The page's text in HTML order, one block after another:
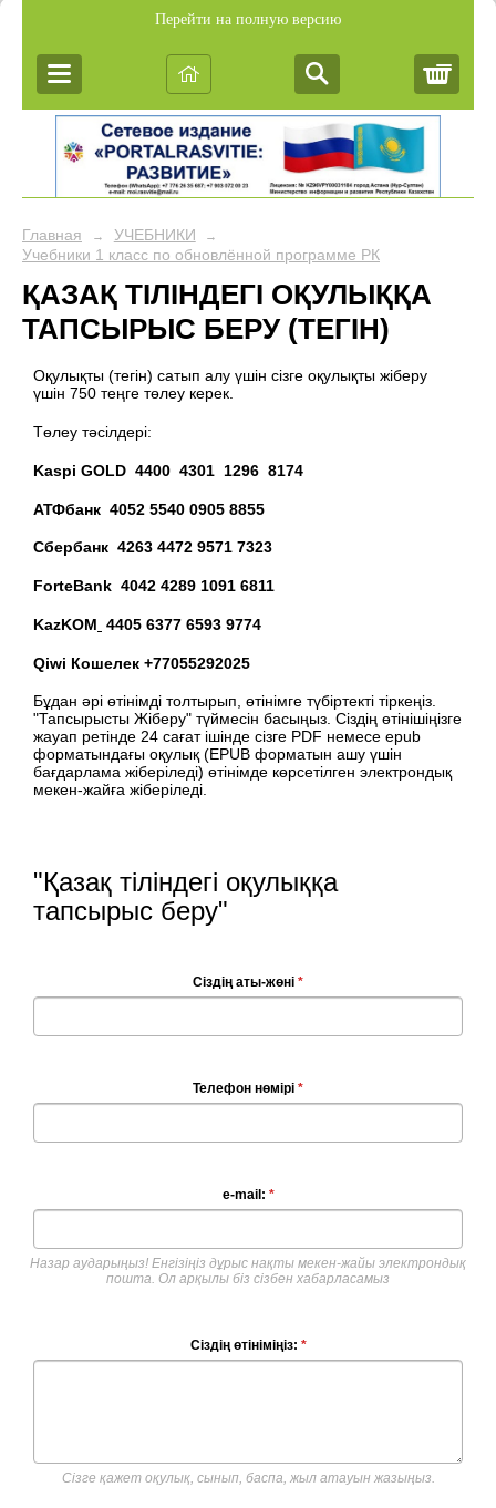
Перейти на полную версию
Главная → УЧЕБНИКИ →
Учебники 1 класс по обновлённой программе РК
ҚАЗАҚ ТІЛІНДЕГІ ОҚУЛЫҚҚА
ТАПСЫРЫС БЕРУ (ТЕГІН)
Оқулықты (тегін) cатып алу үшін сізге оқулықты жіберу
үшін 750 теңге төлеу керек.
Төлеу тәсілдері:
Kaspi GOLD 4400 4301 1296 8174
АТФбанк 4052 5540 0905 8855
Сбербанк 4263 4472 9571 7323
ForteBank 4042 4289 1091 6811
KazKOM 4405 6377 6593 9774
Qiwi Кошелек +77055292025
Бұдан әрі өтінімді толтырып, өтінімге түбіртекті тіркеңіз.
"Тапсырысты Жіберу" түймесін басыңыз. Сіздің өтінішіңізге
жауап ретінде 24 сағат ішінде сізге PDF немесе epub
форматындағы оқулық (EPUB форматын ашу үшін
бағдарлама жіберіледі) өтінімде көрсетілген электрондық
мекен-жайға жіберіледі.
"Қазақ тіліндегі оқулыққа
тапсырыс беру"
Сіздің аты-жөні *
Телефон нөмірі *
e-mail: *
Назар аударыңыз! Енгізіңіз дұрыс нақты мекен-жайы электрондық
пошта. Ол арқылы біз сізбен хабарласамыз
Сіздің өтініміңіз: *
Сізге қажет оқулық, сынып, баспа, жыл атауын жазыңыз.